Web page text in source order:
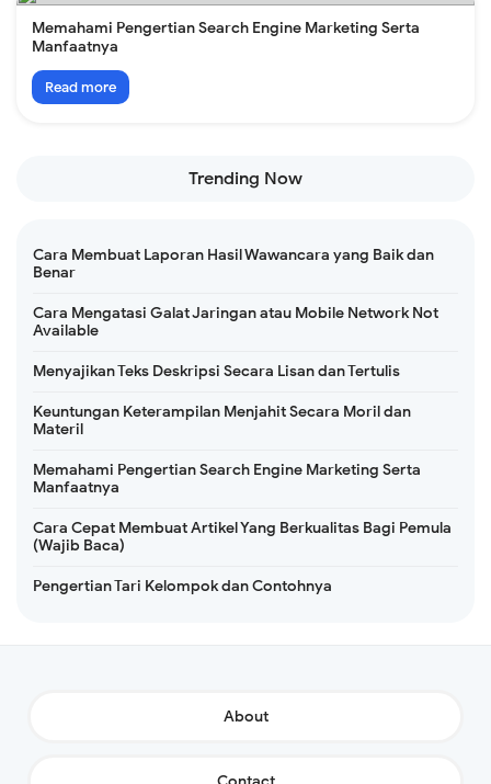
Memahami Pengertian Search Engine Marketing Serta
Manfaatnya
Read more
Trending Now
Cara Membuat Laporan Hasil Wawancara yang Baik dan
Benar
Cara Mengatasi Galat Jaringan atau Mobile Network Not
Available
Menyajikan Teks Deskripsi Secara Lisan dan Tertulis
Keuntungan Keterampilan Menjahit Secara Moril dan
Materil
Memahami Pengertian Search Engine Marketing Serta
Manfaatnya
Cara Cepat Membuat Artikel Yang Berkualitas Bagi Pemula
(Wajib Baca)
Pengertian Tari Kelompok dan Contohnya
About